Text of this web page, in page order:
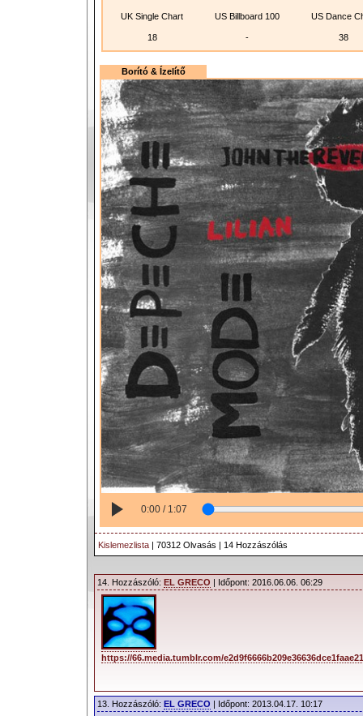
UK Single Chart US Billboard 100 US Dance
18 - 38
Borító & Ízelítő
0:00 / 1:07
Kislemezlista | 70312 Olvasás | 14 Hozzászólás
14. Hozzászóló: EL GRECO | Időpont: 2016.06.06. 06:29
https://66.media.tumblr.com/
13. Hozzászóló: EL GRECO | Időpont: 2013.04.17. 10:17